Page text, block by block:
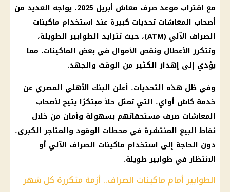
مع اقتراب موعد صرف معاش أبريل 2025، يواجه العديد من
أصحاب المعاشات تحديات كبيرة عند استخدام ماكينات
الصراف الآلي
(ATM)، حيث تتزايد الطوابير الطويلة،
وتتكرر الأعطال ونقص الأموال في بعض الماكينات، مما
يؤدي إلى إهدار الكثير من الوقت والجهد.
وفي ظل هذه التحديات، أعلن البنك الأهلي المصري عن
خدمة كاش أواي، التي تمثل حلاً مبتكرًا يتيح لأصحاب
المعاشات صرف مستحقاتهم بسهولة وأمان من خلال
نقاط البيع المنتشرة في محطات الوقود والمتاجر الكبرى،
دون الحاجة إلى استخدام ماكينات الصراف الآلي أو
الانتظار في طوابير طويلة.
الطوابير أمام ماكينات الصراف.. أزمة متكررة كل شهر